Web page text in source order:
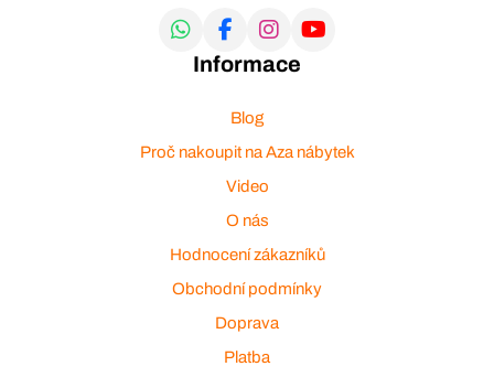
Informace
Blog
Proč nakoupit na Aza nábytek
Video
O nás
Hodnocení zákazníků
Obchodní podmínky
Doprava
Platba